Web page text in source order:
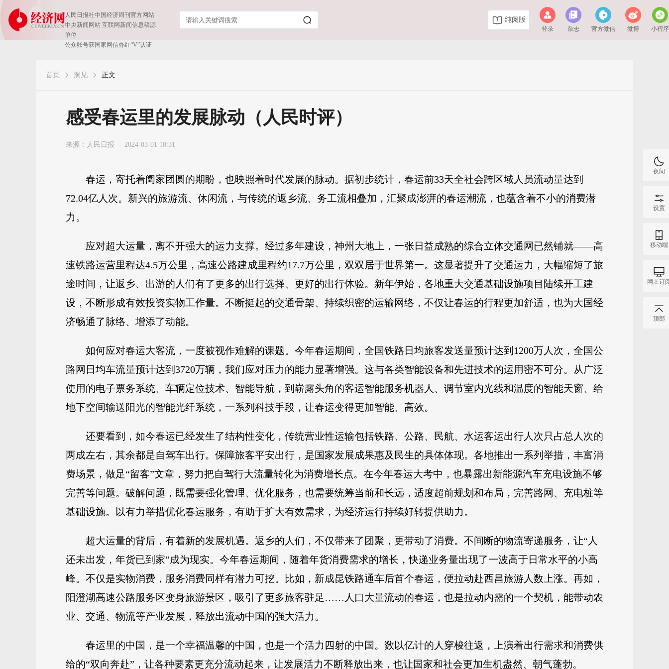
人民日报社中国经济周刊官方网站
中央新闻网站 互联网新闻信息稿源
单位
公众账号获国家网信办红“V”认证
纯阅版
登录 杂志 官方微信 微博 小程序
首页 洞见 正文
感受春运里的发展脉动（人民时评）
来源： 人民日报 2024-03-01 10:31
春运，寄托着阖家团圆的期盼，也映照着时代发展的脉动。据初步统计，春运前33天全社会跨区域人员流动量达到
72.04亿人次。新兴的旅游流、休闲流，与传统的返乡流、务工流相叠加，汇聚成澎湃的春运潮流，也蕴含着不小的消费潜
力。
应对超大运量，离不开强大的运力支撑。经过多年建设，神州大地上，一张日益成熟的综合立体交通网已然铺就——高
速铁路运营里程达4.5万公里，高速公路建成里程约17.7万公里，双双居于世界第一。这显著提升了交通运力，大幅缩短了旅
途时间，让返乡、出游的人们有了更多的出行选择、更好的出行体验。新年伊始，各地重大交通基础设施项目陆续开工建
设，不断形成有效投资实物工作量。不断挺起的交通骨架、持续织密的运输网络，不仅让春运的行程更加舒适，也为大国经
济畅通了脉络、增添了动能。
如何应对春运大客流，一度被视作难解的课题。今年春运期间，全国铁路日均旅客发送量预计达到1200万人次，全国公
路网日均车流量预计达到3720万辆，我们应对压力的能力显著增强。这与各类智能设备和先进技术的运用密不可分。从广泛
使用的电子票务系统、车辆定位技术、智能导航，到崭露头角的客运智能服务机器人、调节室内光线和温度的智能天窗、给
地下空间输送阳光的智能光纤系统，一系列科技手段，让春运变得更加智能、高效。
还要看到，如今春运已经发生了结构性变化，传统营业性运输包括铁路、公路、民航、水运客运出行人次只占总人次的
两成左右，其余都是自驾车出行。保障旅客平安出行，是国家发展成果惠及民生的具体体现。各地推出一系列举措，丰富消
费场景，做足“留客”文章，努力把自驾行大流量转化为消费增长点。在今年春运大考中，也暴露出新能源汽车充电设施不够
完善等问题。破解问题，既需要强化管理、优化服务，也需要统筹当前和长远，适度超前规划和布局，完善路网、充电桩等
基础设施。以有力举措优化春运服务，有助于扩大有效需求，为经济运行持续好转提供助力。
超大运量的背后，有着新的发展机遇。返乡的人们，不仅带来了团聚，更带动了消费。不间断的物流寄递服务，让“人
还未出发，年货已到家”成为现实。今年春运期间，随着年货消费需求的增长，快递业务量出现了一波高于日常水平的小高
峰。不仅是实物消费，服务消费同样有潜力可挖。比如，新成昆铁路通车后首个春运，便拉动赴西昌旅游人数上涨。再如，
阳澄湖高速公路服务区变身旅游景区，吸引了更多旅客驻足……人口大量流动的春运，也是拉动内需的一个契机，能带动农
业、交通、物流等产业发展，释放出流动中国的强大活力。
春运里的中国，是一个幸福温馨的中国，也是一个活力四射的中国。数以亿计的人穿梭往返，上演着出行需求和消费供
给的“双向奔赴”，让各种要素更充分流动起来，让发展活力不断释放出来，也让国家和社会更加生机盎然、朝气蓬勃。
夜间
设置
移动端
网上订
顶部